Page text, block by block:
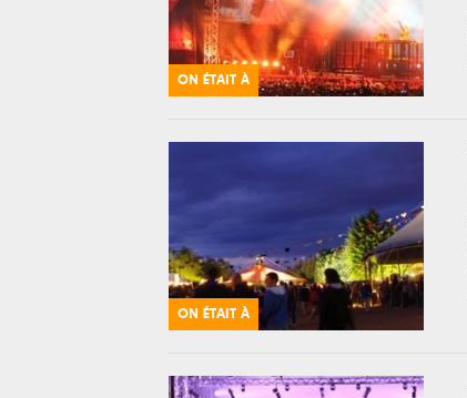
ON ÉTAIT À
ON ÉTAIT À